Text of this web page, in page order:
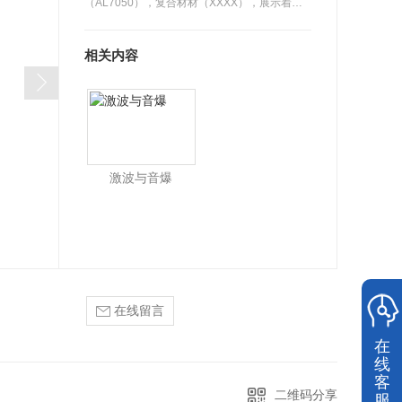
（AL7050），复合材材（XXXX），展示着我
相关内容
激波与音爆
在线留言
二维码分享
在
线
客